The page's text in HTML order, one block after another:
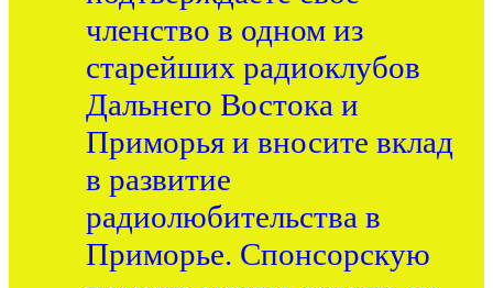
членство в одном из
старейших радиоклубов
Дальнего Востока и
Приморья и вносите вклад
в развитие
радиолюбительства в
Приморье. Спонсорскую